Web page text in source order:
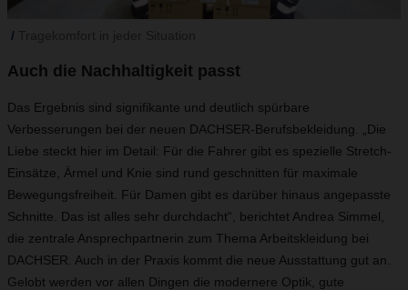
Auch die Nachhaltigkeit passt
Das Ergebnis sind signifikante und deutlich spürbare
Verbesserungen bei der neuen DACHSER-Berufsbekleidung. „Die
Liebe steckt hier im Detail: Für die Fahrer gibt es spezielle Stretch-
Einsätze, Ärmel und Knie sind rund geschnitten für maximale
Bewegungsfreiheit. Für Damen gibt es darüber hinaus angepasste
Schnitte. Das ist alles sehr durchdacht“, berichtet Andrea Simmel,
die zentrale Ansprechpartnerin zum Thema Arbeitskleidung bei
DACHSER. Auch in der Praxis kommt die neue Ausstattung gut an.
Gelobt werden vor allen Dingen die modernere Optik, gute